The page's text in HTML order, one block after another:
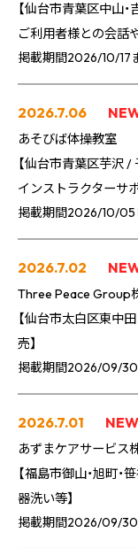
【仙台市青葉区中山・
ご利用者様との会話
掲載期間2026/10/
2026.7.06
あそびば体操教室
【仙台市青葉区芋沢
インストラクターサポ
掲載期間2026/10/
2026.7.02
Three Peace Group
【仙台市太白区東中
売】
掲載期間2026/09/
2026.7.01
あずまケアサービス
【福島市御山・旭町・
器洗い等】
掲載期間2026/09/